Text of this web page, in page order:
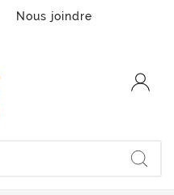
Nous joindre